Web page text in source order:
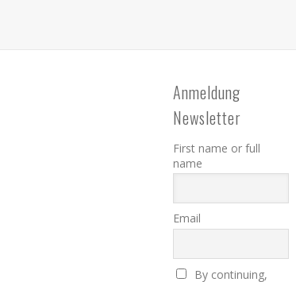
Anmeldung
Newsletter
First name or full
name
Email
By continuing,